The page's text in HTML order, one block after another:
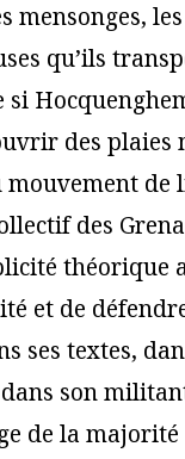
mensonges,
qu’ils
si
des plaies
mouvement de
des
théorique
et de
ses textes,
son
de la